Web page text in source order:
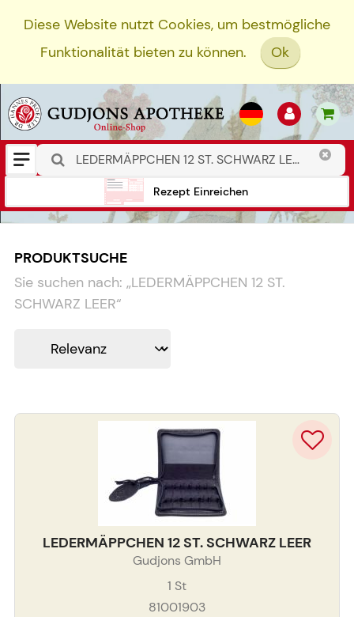
Diese Website nutzt Cookies, um bestmögliche
Funktionalität bieten zu können.
Ok
Rezept Einreichen
PRODUKTSUCHE
Sie suchen nach: „LEDERMÄPPCHEN 12 ST.
SCHWARZ LEER“
LEDERMÄPPCHEN 12 ST. SCHWARZ LEER
Gudjons GmbH
1 St
81001903